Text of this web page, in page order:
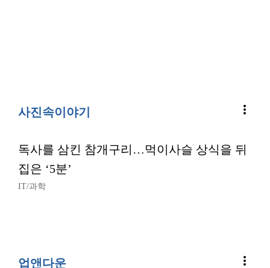
사진속이야기 more_vert
독사를 삼킨 참개구리…먹이사슬 상식을 뒤
집은 ‘5분’
IT/과학
업앤다운 more_vert